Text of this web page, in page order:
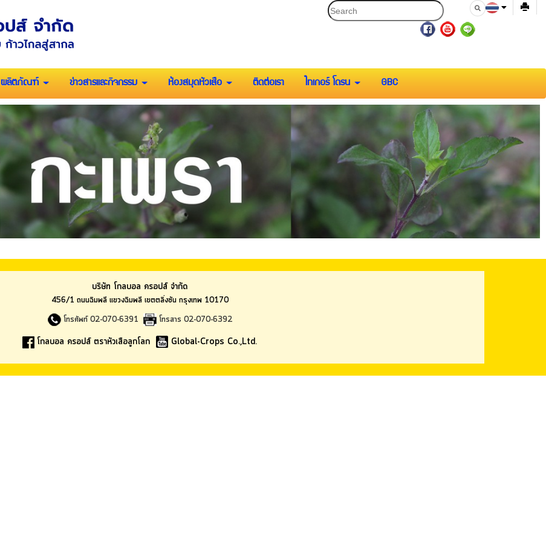
ผลิตภัณฑ์ ข่าวสารและกิจกรรม ห้องสมุดหัวเสือ ติดต่อเรา ไทเกอร์ โดรน GBC
บริษัท โกลบอล ครอปส์ จำกัด
456/1 ถนนฉิมพลี แขวงฉิมพลี เขตตลิ่งชัน กรุงเทพ 10170
โทรศัพท์ 02-070-6391
โทรสาร 02-070-6392
โกลบอล ครอปส์ ตราหัวเสือลูกโลก Global-Crops Co.,Ltd.